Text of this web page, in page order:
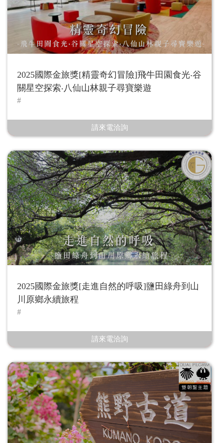
2025國際金旅獎[精靈奇幻冒險]飛牛田園食光‧谷
關星空探索‧八仙山林親子尋寶樂遊
請來電洽詢
2025國際金旅獎[走進自然的呼吸]鹽田綠舟到山
川原鄉永續旅程
請來電洽詢